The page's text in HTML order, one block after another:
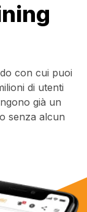
con cui puoi
di utenti
già un
senza alcun